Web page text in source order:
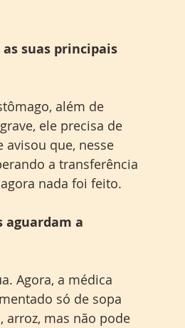
suas principais
além de
ele precisa de
avisou que, nesse
a transferência
nada foi feito.
aguardam a
Agora, a médica
só de sopa
arroz, mas não pode